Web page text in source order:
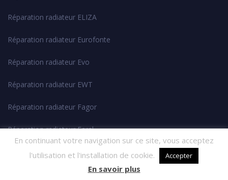
Réparation radiateur ELIZA
Réparation radiateur Eurofonte
Réparation radiateur Evo
Réparation radiateur EWT
Réparation radiateur Fagor
Réparation radiateur Faral
Réparation radiateur Felice
Réparation radiateur Ferroli
En continuant votre navigation sur ce site, vous acceptez
l'utilisation et l'installation de cookie.
Accepter
En savoir plus